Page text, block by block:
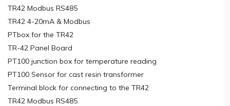
TR42 Modbus RS485
TR42 4-20mA & Modbus
PTbox for the TR42
TR-42 Panel Board
PT100 junction box for temperature reading
PT100 Sensor for cast resin transformer
Terminal block for connecting to the TR42
TR42 Modbus RS485